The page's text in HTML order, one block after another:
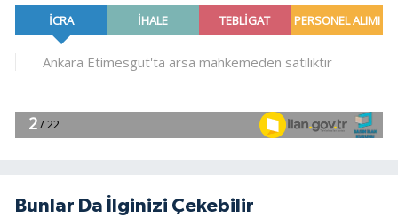
Bunlar Da İlginizi Çekebilir